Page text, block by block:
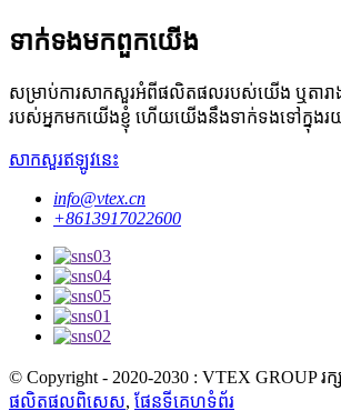
ទាក់ទង​មក​ពួក​យើង
សម្រាប់ការសាកសួរអំពីផលិតផលរបស់យើង ឬតារា
របស់អ្នកមកយើងខ្ញុំ ហើយយើងនឹងទាក់ទងទៅក្នុងរ
សាកសួរឥឡូវនេះ
info@vtex.cn
+8613917022600
© Copyright - 2020-2030 : VTEX GROUP រក្
ផលិតផល​ពិសេស, ផែនទីគេហទំព័រ